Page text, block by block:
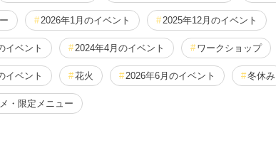
2026年1月のイベント 2025年12月のイベント
イベント 2024年4月のイベント ワークショップ
イベント 花火 2026年6月のイベント 冬休み
・限定メニュー